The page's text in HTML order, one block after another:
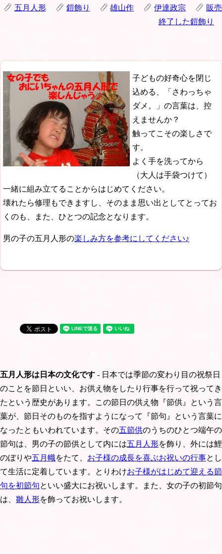
五月人形 鎧飾り 雄山作 伊達政宗
販売
終了した鎧飾り
子どもの好奇心を閉じ
込める、「さわっちゃ
ダメ。」の言葉は、控
えませんか？
触ってこその楽しさで
す。
よく手を洗ってから
（大人は手袋つけて）
一緒に組み立てることからはじめてください。
壊れたら修理もできますし、そのまま思い出としてとってお
くのも、また、ひとつの記念となります。
男の子の五月人形の楽しみ方を参考にしてください♪
五月人形は日本の文化です - 日本では季節の変わり目の祝祭日
のことを節日といい、お供え物をしたり行事を行って祝ってき
たという歴史があります。この節日の供え物『節供』という言
葉が、節日そのものを指すようになって『節句』という言葉に
なったともいわれています。その五節供のうちのひとつ端午の
節句は、男の子の節供として内には五月人形を飾り、外には鯉
のぼりや五月幟をたて、 お子様の成長を喜ぶお祝いの行事とし
て生活に定着しています。とりわけお子様がはじめて迎える節
句を初節句といい盛大にお祝いします。また、女の子の初節句
は、 雛人形を飾ってお祝いします。